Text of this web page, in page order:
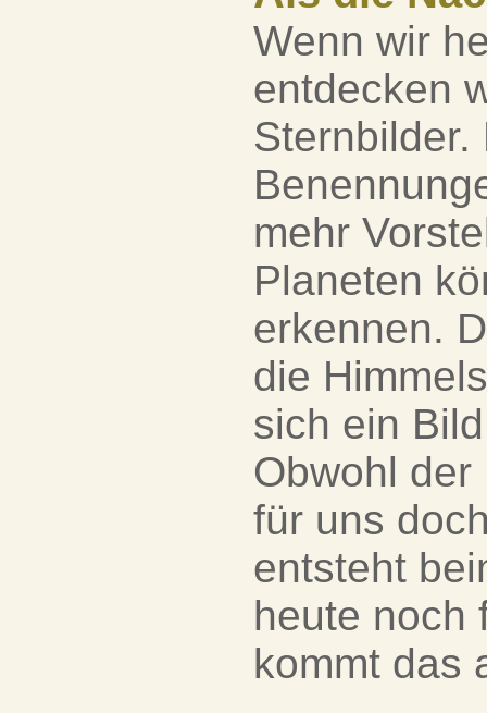
Wenn wir
entdecken
mehr
Planeten
erkennen.
die
sich ein
Obwohl
für uns
entsteht
heute noch
kommt das